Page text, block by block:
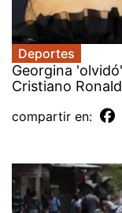
Deportes
Georgina
Cristiano
compartir en: